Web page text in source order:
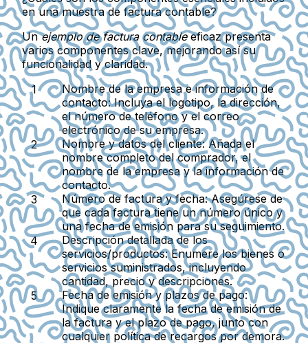
en una muestra de factura contable?
Unejemplo de factura contableeficaz presenta
varios componentes clave, mejorando así su
funcionalidad y claridad.
Nombre de la empresa e información de
contacto: Incluya el logotipo, la dirección,
el número de teléfono y el correo
electrónico de su empresa.
Nombre y datos del cliente: Añada el
nombre completo del comprador, el
nombre de la empresa y la información de
contacto.
Número de factura y fecha: Asegúrese de
que cada factura tiene un número único y
una fecha de emisión para su seguimiento.
Descripción detallada de los
servicios/productos: Enumere los bienes o
servicios suministrados, incluyendo
cantidad, precio y descripciones.
Fecha de emisión y plazos de pago:
Indique claramente la fecha de emisión de
la factura y el plazo de pago, junto con
cualquier política de recargos por demora.